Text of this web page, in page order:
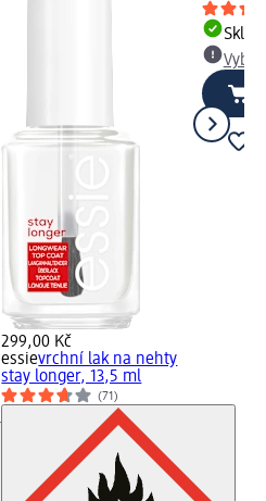
299,00 Kč
essievrchní lak na nehty
stay longer, 13,5 ml
(71)